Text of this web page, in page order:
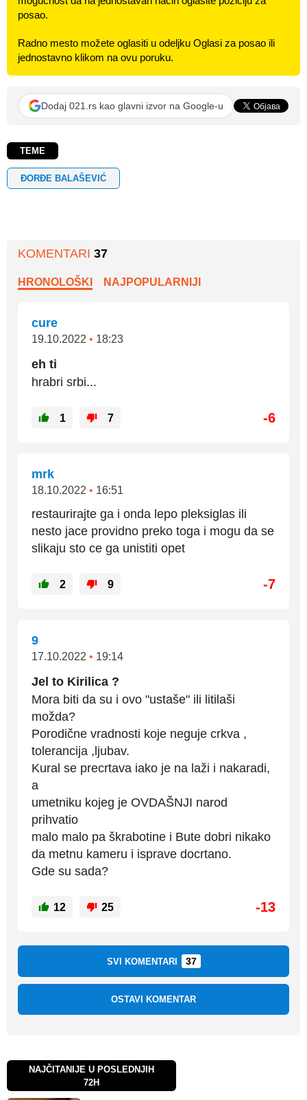
posao.
Radno mesto možete oglasiti u odeljku Oglasi za posao ili
jednostavno klikom na ovu poruku.
Dodaj 021.rs kao glavni izvor na Google-u
TEME
ĐORĐE BALAŠEVIĆ
KOMENTARI 37
HRONOLOŠKI NAJPOPULARNIJI
cure
19.10.2022 • 18:23
eh ti
hrabri srbi...
1 7 -6
mrk
18.10.2022 • 16:51
restaurirajte ga i onda lepo pleksiglas ili
nesto jace providno preko toga i mogu da se
slikaju sto ce ga unistiti opet
2 9 -7
9
17.10.2022 • 19:14
Jel to Kirilica ?
Mora biti da su i ovo "ustaše" ili litilaši
možda?
Porodične vradnosti koje neguje crkva ,
tolerancija ,ljubav.
Kural se precrtava iako je na laži i nakaradi,
a
umetniku kojeg je OVDAŠNJI narod
prihvatio
malo malo pa škrabotine i Bute dobri nikako
da metnu kameru i isprave docrtano.
Gde su sada?
12 25 -13
SVI KOMENTARI 37
OSTAVI KOMENTAR
NAJČITANIJE U POSLEDNJIH
72H